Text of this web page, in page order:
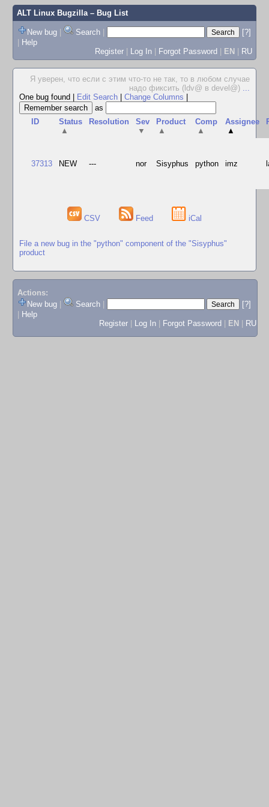
ALT Linux Bugzilla– Bug List
New bug | Search |
[?]
| Help
Register | Log In | Forgot Password | EN | RU
Я уверен, что если с этим что-то не так, то в любом случае
надо фиксить (ldv@ в devel@) ...
One bug found
Edit Search Change Columns
as
ID
Status
▲
Resolution
Sev
▼
Product
▲
Comp
▲
Assignee
▲
37313 NEW --- nor Sisyphus python imz
CSV Feed iCal
File a new bug in the "python" component of the "Sisyphus"
product
Actions:
New bug
Search
[?]
Help
Register
Log In Forgot Password EN RU